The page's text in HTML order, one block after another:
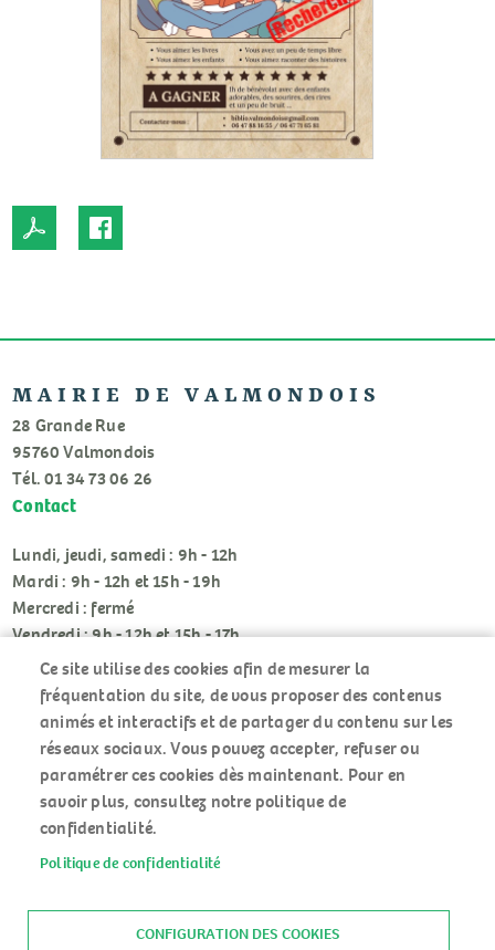
MAIRIE DE VALMONDOIS
28 Grande Rue
95760 Valmondois
Tél. 01 34 73 06 26
Contact
Lundi, jeudi, samedi : 9h - 12h
Mardi : 9h - 12h et 15h - 19h
Mercredi : fermé
Vendredi : 9h - 12h et 15h - 17h
RÉSEAUX
SOCIAUX
MENU
PIED
ACCUEIL
MENTIONS LÉGALES
Ce site utilise des cookies afin de mesurer la
fréquentation du site, de vous proposer des contenus
animés et interactifs et de partager du contenu sur les
réseaux sociaux. Vous pouvez accepter, refuser ou
paramétrer ces cookies dès maintenant. Pour en
savoir plus, consultez notre politique de
confidentialité.
Politique de confidentialité
CONFIGURATION DES COOKIES